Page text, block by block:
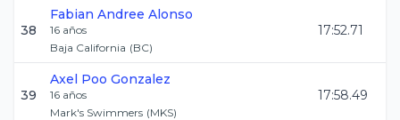
38
Fabian Andree Alonso
16 años
Baja California (BC)
17:52.71
39
Axel Poo Gonzalez
16 años
Mark's Swimmers (MKS)
17:58.49